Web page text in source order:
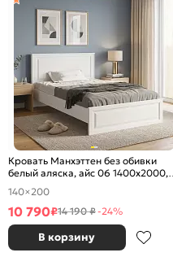
Кровать Манхэттен без обивки
белый аляска, айс 06 1400x2000,
без ортопедического основания,
изголовье жесткое
140×200
10 790₽14 190 ₽-24%
В корзину